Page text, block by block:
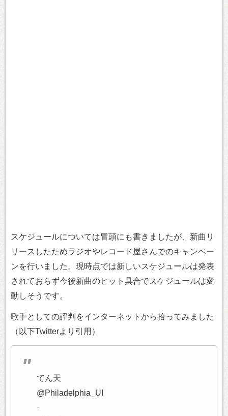
スケジュールについては冒頭にも書きましたが、新曲リ
リースしたためラジオやレコード屋さんでのキャンペー
ンを行いました。現時点では新しいスケジュールは発表
されておらず今後新曲のヒット具合でスケジュールは変
動しそうです。
歌手としての評判をインターネットから拾ってみました
（以下Twitterより引用）
てん天
@Philadelphia_UI
·